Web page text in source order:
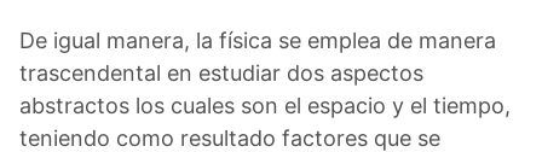
De igual manera, la física se emplea de manera
trascendental en estudiar dos aspectos
abstractos los cuales son el espacio y el tiempo,
teniendo como resultado factores que se